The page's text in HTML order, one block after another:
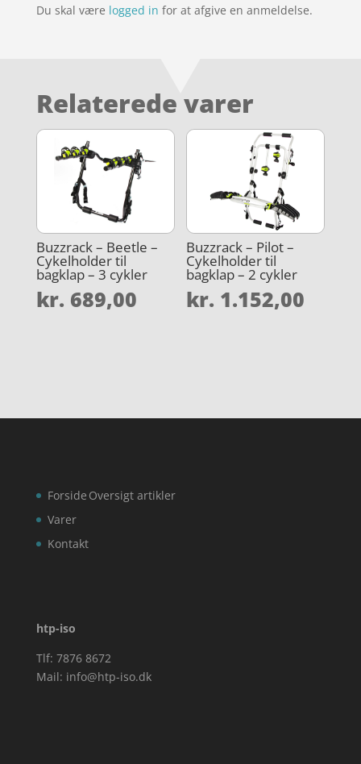
Du skal være logged in for at afgive en anmeldelse.
Relaterede varer
Buzzrack – Beetle –
Cykelholder til
bagklap – 3 cykler
kr. 689,00
Buzzrack – Pilot –
Cykelholder til
bagklap – 2 cykler
kr. 1.152,00
Forside
Varer
Kontakt
Oversigt artikler
htp-iso
Tlf: 7876 8672
Mail: info@htp-iso.dk